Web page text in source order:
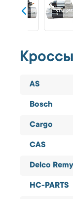
Кроссы
AS
Bosch
Cargo
CAS
Delco Remy
HC-PARTS